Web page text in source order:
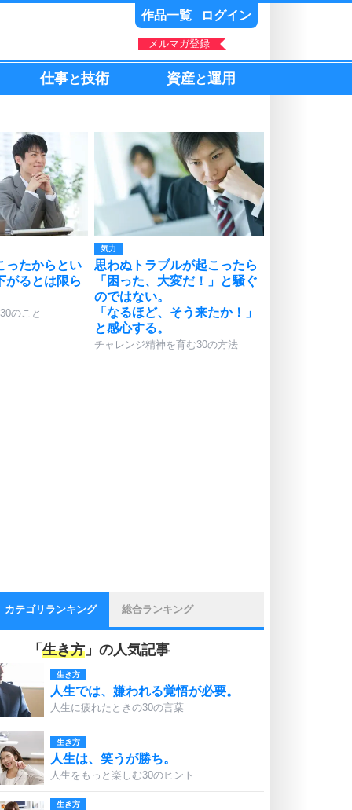
作品一覧 ログイン
メルマガ登録
仕事と技術 資産と運用
ったからとい
がるとは限ら
のこと
気力
思わぬトラブルが起こったら
「困った、大変だ！」と騒ぐ
のではない。
「なるほど、そう来たか！」
と感心する。
チャレンジ精神を育む30の方法
カテゴリランキング 総合ランキング
「 生き方 」の人気記事
生き方
人生では、嫌われる覚悟が必要。
人生に疲れたときの30の言葉
生き方
人生は、笑うが勝ち。
人生をもっと楽しむ30のヒント
生き方